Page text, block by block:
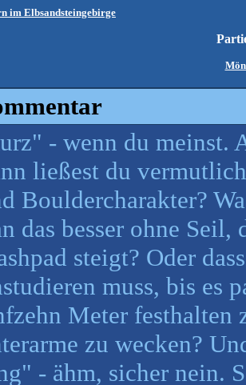
im Elbsandsteingebirge
- wenn du meinst.
ließest du
Bouldercharakter?
das besser ohne
steigt? Oder
muss, bis es
Meter festhalten
zu wecken?
- ähm, sicher nein.